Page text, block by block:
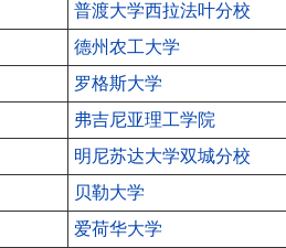
普渡大学西拉法叶分校
德州农工大学
罗格斯大学
弗吉尼亚理工学院
明尼苏达大学双城分校
贝勒大学
爱荷华大学